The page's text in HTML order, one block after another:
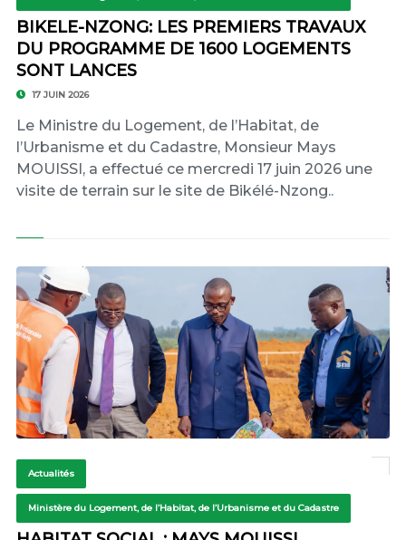
BIKELE-NZONG: LES PREMIERS TRAVAUX
DU PROGRAMME DE 1600 LOGEMENTS
SONT LANCES
17 JUIN 2026
Le Ministre du Logement, de l’Habitat, de
l’Urbanisme et du Cadastre, Monsieur Mays
MOUISSI, a effectué ce mercredi 17 juin 2026 une
visite de terrain sur le site de Bikélé-Nzong..
Actualités
Ministère du Logement, de l’Habitat, de l’Urbanisme et du Cadastre